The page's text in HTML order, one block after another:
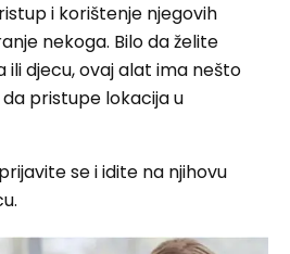
i korištenje njegovih
nekoga. Bilo da želite
djecu, ovaj alat ima nešto
pristupe lokacija u
se i idite na njihovu